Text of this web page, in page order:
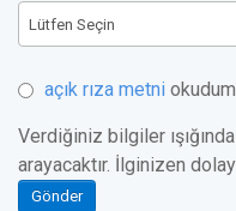
açık rıza metni
Verdiğiniz bilgiler
arayacaktır. İlginizen
Gönder